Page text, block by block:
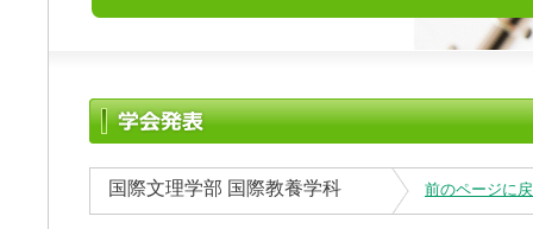
国際文理学部 国際教養学科 前のページに